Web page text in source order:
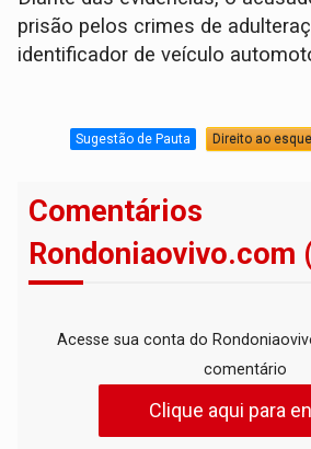
prisão pelos crimes de
identificador de veículo
Sugestão de Pauta Direito ao
Comentários
Rondoniaovivo.com
Acesse sua conta do
comentário
Clique aqui para